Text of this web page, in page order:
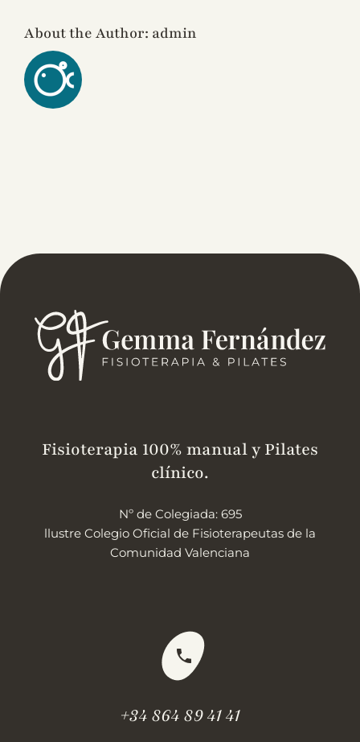
About the Author: admin
Fisioterapia 100% manual y Pilates
clínico.
Nº de Colegiada: 695
llustre Colegio Oficial de Fisioterapeutas de la
Comunidad Valenciana
+34 864 89 41 41